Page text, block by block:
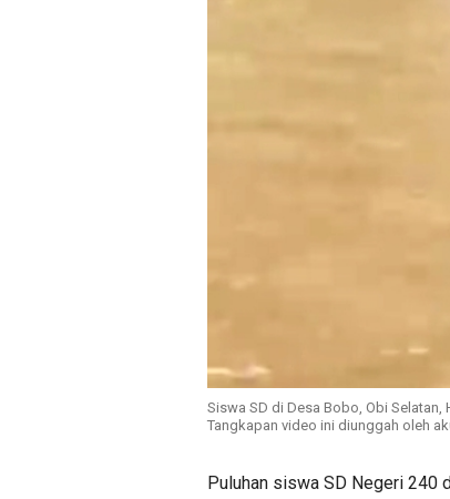
Siswa SD di Desa Bobo, Obi
Tangkapan video ini diunggah oleh
Puluhan siswa SD Negeri 240